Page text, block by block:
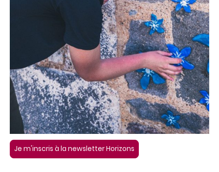
Je m'inscris à la newsletter Horizons